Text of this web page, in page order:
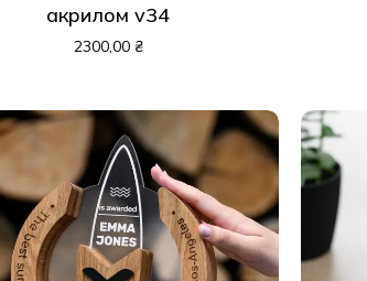
акрилом v34
2300,00 ₴